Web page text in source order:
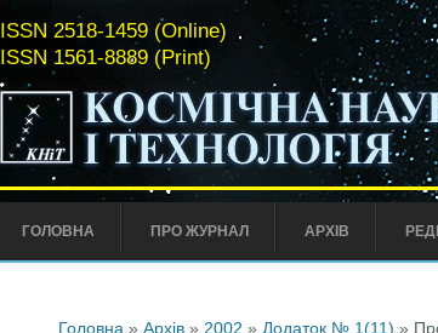
ISSN 2518-1459 (Online)
ISSN 1561-8889 (Print)
ГОЛОВНА ПРО ЖУРНАЛ АРХІВ
Головна» Архів» 2002 » Додаток № 1(11) »